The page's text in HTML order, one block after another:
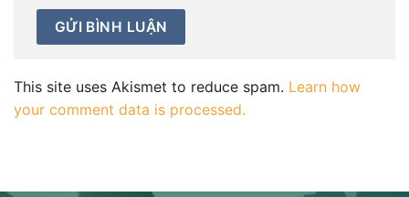
This site uses Akismet to reduce spam. Learn how
your comment data is processed.